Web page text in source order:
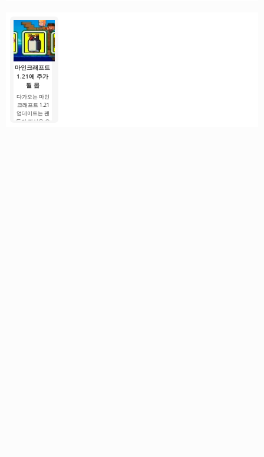
니다. 매년 개발
자들은 새로운
생물 군계, 몹,
마인크래프트
1.21에 추가
될 몹
다가오는 마인
크래프트 1.21
업데이트는 팬
들의 관심을 유